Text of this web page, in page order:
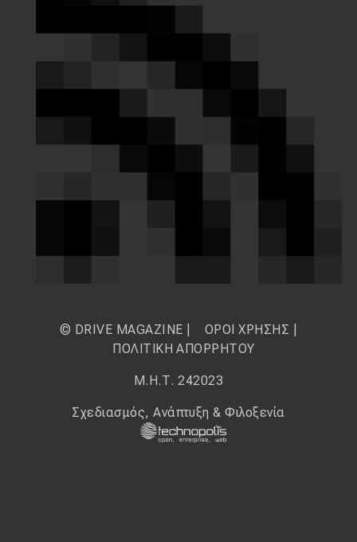
© DRIVE MAGAZINE | ΟΡΟΙ ΧΡΗΣΗΣ
ΠΟΛΙΤΙΚΗ ΑΠΟΡΡΗΤΟΥ
Μ.Η.Τ. 242023
Σχεδιασμός, Ανάπτυξη & Φιλοξενία